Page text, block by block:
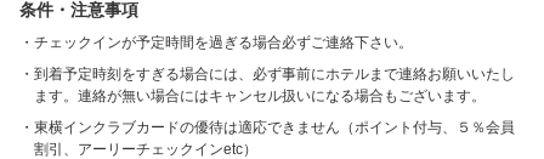
条件・注意事項
チェックインが予定時間を過ぎる場合必ずご連絡下さい。
到着予定時刻をすぎる場合には、必ず事前にホテルまで連絡お願いいたし
ます。連絡が無い場合にはキャンセル扱いになる場合もございます。
東横インクラブカードの優待は適応できません（ポイント付与、５％会員
割引、アーリーチェックインetc）